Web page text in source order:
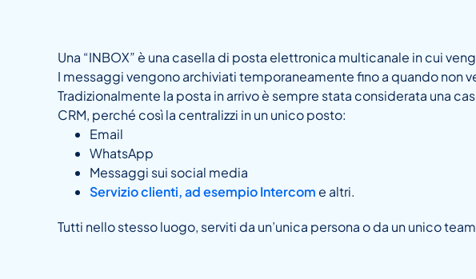
Una “INBOX” è una casella di posta elettronica multicanale in cui
I messaggi vengono archiviati temporaneamente fino a quando non
Tradizionalmente la posta in arrivo è sempre stata considerata una
CRM, perché così la centralizzi in un unico posto:
Email
WhatsApp
Messaggi sui social media
Servizio clienti, ad esempio Intercom e altri.
Tutti nello stesso luogo, serviti da un’unica persona o da un unico